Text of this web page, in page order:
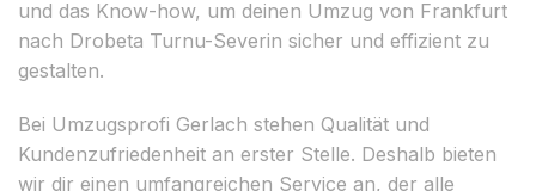
und das Know-how, um deinen Umzug von Frankfurt
nach Drobeta Turnu-Severin sicher und effizient zu
gestalten.
Bei Umzugsprofi Gerlach stehen Qualität und
Kundenzufriedenheit an erster Stelle. Deshalb bieten
wir dir einen umfangreichen Service an, der alle